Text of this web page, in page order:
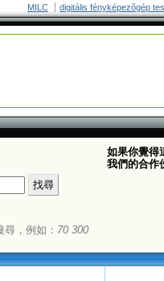
MILC digitális fényképezõgép
，例如： 70 300
如果你覺得
我們的合作